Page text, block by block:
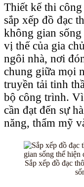
Thiết kế thi
sắp xếp đồ đạc
không gian sống
vị thế của gia
ngôi nhà, nơi
chung giữa mọi
truyền tải tinh
bộ công trình.
cần đạt đến sự
năng, thẩm mỹ
Sắp xếp đồ đạc